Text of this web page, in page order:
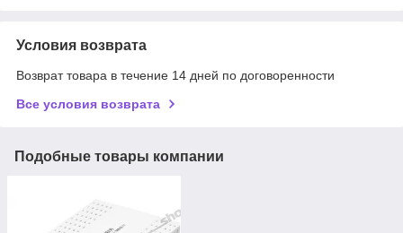
Условия возврата
Возврат товара в течение 14 дней по договоренности
Все условия возврата
Подобные товары компании